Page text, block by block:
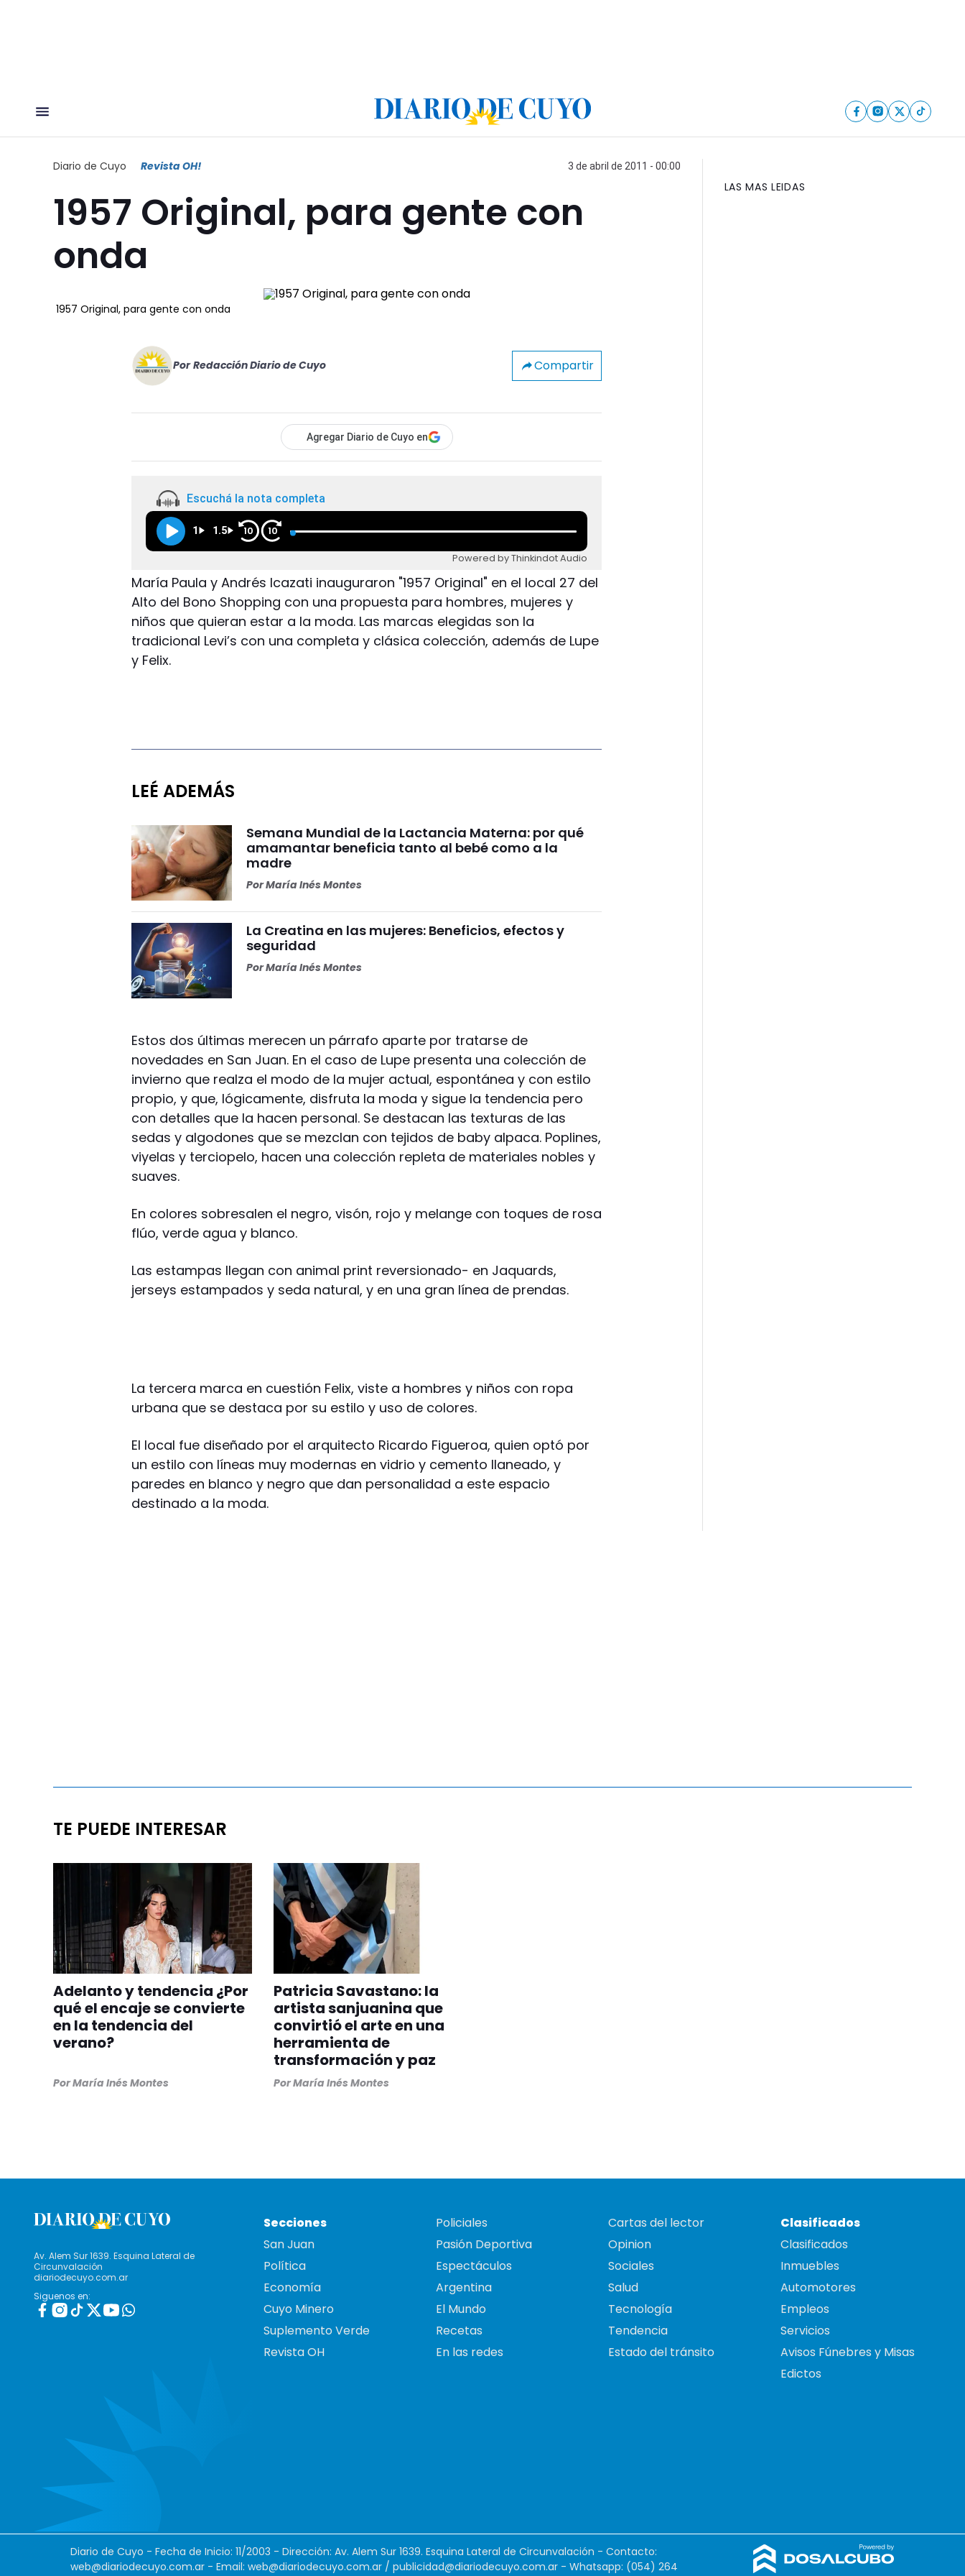
Diario de Cuyo Revista OH! 3 de abril de 2011 - 00:00
1957 Original, para gente con
onda
1957 Original, para gente con onda
Por Redacción Diario de Cuyo Compartir
Agregar Diario de Cuyo en
Escuchá la nota completa
1 1.5 10 10
Powered by Thinkindot Audio
María Paula y Andrés Icazati inauguraron "1957 Original" en el local 27 del
Alto del Bono Shopping con una propuesta para hombres, mujeres y
niños que quieran estar a la moda. Las marcas elegidas son la
tradicional Levi’s con una completa y clásica colección, además de Lupe
y Felix.
LEÉ ADEMÁS
Semana Mundial de la Lactancia Materna: por qué
amamantar beneficia tanto al bebé como a la
madre
PorMaría Inés Montes
La Creatina en las mujeres: Beneficios, efectos y
seguridad
PorMaría Inés Montes
Estos dos últimas merecen un párrafo aparte por tratarse de
novedades en San Juan. En el caso de Lupe presenta una colección de
invierno que realza el modo de la mujer actual, espontánea y con estilo
propio, y que, lógicamente, disfruta la moda y sigue la tendencia pero
con detalles que la hacen personal. Se destacan las texturas de las
sedas y algodones que se mezclan con tejidos de baby alpaca. Poplines,
viyelas y terciopelo, hacen una colección repleta de materiales nobles y
suaves.
En colores sobresalen el negro, visón, rojo y melange con toques de rosa
flúo, verde agua y blanco.
Las estampas llegan con animal print reversionado- en Jaquards,
jerseys estampados y seda natural, y en una gran línea de prendas.
La tercera marca en cuestión Felix, viste a hombres y niños con ropa
urbana que se destaca por su estilo y uso de colores.
El local fue diseñado por el arquitecto Ricardo Figueroa, quien optó por
un estilo con líneas muy modernas en vidrio y cemento llaneado, y
paredes en blanco y negro que dan personalidad a este espacio
destinado a la moda.
LAS MAS LEIDAS
TE PUEDE INTERESAR
Adelanto y tendencia ¿Por
qué el encaje se convierte
en la tendencia del
verano?
PorMaría Inés Montes
Patricia Savastano: la
artista sanjuanina que
convirtió el arte en una
herramienta de
transformación y paz
PorMaría Inés Montes
Av. Alem Sur 1639. Esquina Lateral de
Circunvalación
diariodecuyo.com.ar
Siguenos en:
Secciones
San Juan
Política
Economía
Cuyo Minero
Suplemento Verde
Revista OH
Policiales
Pasión Deportiva
Espectáculos
Argentina
El Mundo
Recetas
En las redes
Cartas del lector
Opinion
Sociales
Salud
Tecnología
Tendencia
Estado del tránsito
Clasificados
Clasificados
Inmuebles
Automotores
Empleos
Servicios
Avisos Fúnebres y Misas
Edictos
Diario de Cuyo - Fecha de Inicio: 11/2003 - Dirección: Av. Alem Sur 1639. Esquina Lateral de Circunvalación - Contacto:
web@diariodecuyo.com.ar - Email: web@diariodecuyo.com.ar / publicidad@diariodecuyo.com.ar - Whatsapp: (054) 264